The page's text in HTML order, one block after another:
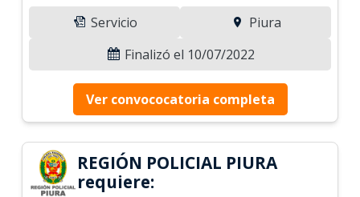
Servicio
Piura
Finalizó el 10/07/2022
Ver convococatoria completa
REGIÓN POLICIAL PIURA
requiere: